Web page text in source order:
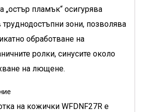
„остър пламък“ осигурява
труднодостъпни зони, позволява
обработване на
ролки, синусите около
на лющене.
на кожички WFDNF27R е